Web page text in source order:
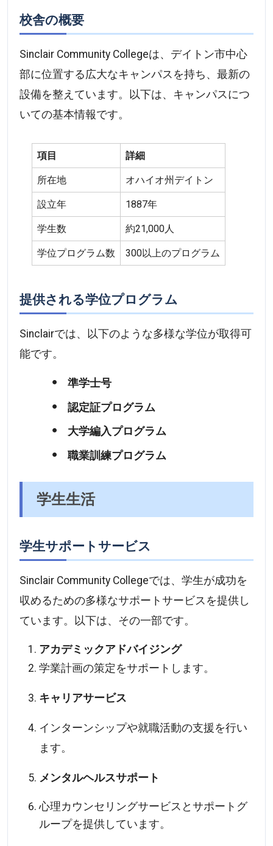
校舎の概要
Sinclair Community Collegeは、デイトン市中心
部に位置する広大なキャンパスを持ち、最新の
設備を整えています。以下は、キャンパスにつ
いての基本情報です。
項目 詳細
所在地 オハイオ州デイトン
設立年 1887年
学生数 約21,000人
学位プログラム数 300以上のプログラム
提供される学位プログラム
Sinclairでは、以下のような多様な学位が取得可
能です。
準学士号
認定証プログラム
大学編入プログラム
職業訓練プログラム
学生生活
学生サポートサービス
Sinclair Community Collegeでは、学生が成功を
収めるための多様なサポートサービスを提供し
ています。以下は、その一部です。
アカデミックアドバイジング
学業計画の策定をサポートします。
キャリアサービス
インターンシップや就職活動の支援を行い
ます。
メンタルヘルスサポート
心理カウンセリングサービスとサポートグ
ループを提供しています。